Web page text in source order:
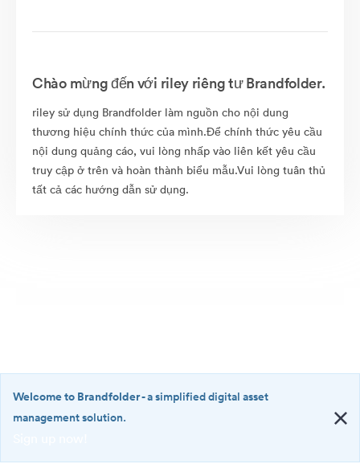
Chào mừng đến với riley riêng tư Brandfolder.
riley sử dụng Brandfolder làm nguồn cho nội dung
thương hiệu chính thức của mình.Để chính thức yêu cầu
nội dung quảng cáo, vui lòng nhấp vào liên kết yêu cầu
truy cập ở trên và hoàn thành biểu mẫu.Vui lòng tuân thủ
tất cả các hướng dẫn sử dụng.
·
Welcome to Brandfolder- a simplified digital asset
management solution.